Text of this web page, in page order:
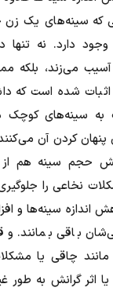
که سینه‌های یک زن
دارد. نه تنها
می‌زند، بلکه
شده است که
به سینه‌های کوچک
کردن آن
حجم سینه هم
نخاعی را
اندازه سینه‌ها و
باقی بمانند.
مانند چاقی یا
اثر گرانش به طور